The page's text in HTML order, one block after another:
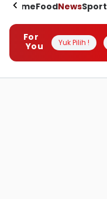
HomeFoodNewsSport
For
You
Yuk Pilih !